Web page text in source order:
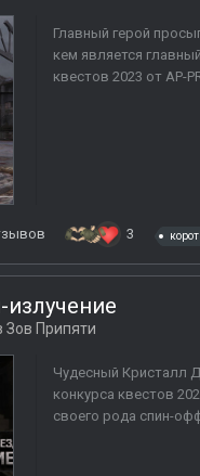
Главный герой
кем является
квестов 2023 от AP-
3
Зов Припяти
Чудесный Кристалл
конкурса квестов
своего рода спин-